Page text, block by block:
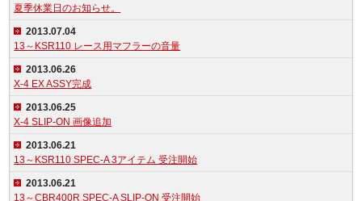
夏季休業日のお知らせ。
2013.07.04
13～KSR110 レース用マフラーの音量
2013.06.26
X-4 EX ASSY完成
2013.06.25
X-4 SLIP-ON 画像追加
2013.06.21
13～KSR110 SPEC-A 3アイテム 受注開始
2013.06.21
13～CBR400R SPEC-A SLIP-ON 受注開始